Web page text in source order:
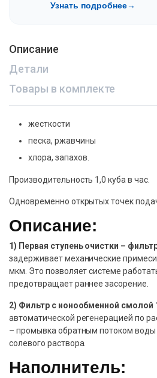
Узнать подробнее→
Описание
Детали
Товары в комплекте
жесткости
песка, ржавчины
хлора, запахов.
Производительность 1,0 куба в час.
Одновременно открытых точек
Описание:
1) Первая ступень очистки –
задерживает механические
мкм. Это позволяет системе
предотвращает раннее засорение.
2) Фильтр с ионообменной смолой
автоматической регенерацией по
– промывка обратным потоком
солевого раствора.
Наполнитель: